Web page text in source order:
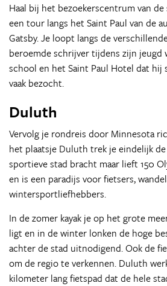
Haal bij het bezoekerscentrum van de
een tour langs het Saint Paul van de
Gatsby. Je loopt langs de
beroemde schrijver tijdens zijn jeugd
school en het Saint Paul Hotel dat hij
vaak bezocht.
Duluth
Vervolg je rondreis door Minnesota
het plaatsje Duluth trek je eindelijk
sportieve stad bracht maar lieft 150
en is een paradijs voor fietsers,
wintersportliefhebbers.
In de zomer kayak je op het grote
ligt en in de winter lonken de hoge
achter de stad uitnodigend. Ook de
om de regio te verkennen. Duluth
kilometer lang fietspad dat de hele